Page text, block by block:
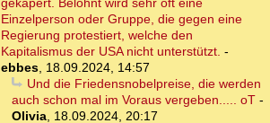
gekapert. Belohnt wird sehr oft eine
Einzelperson oder Gruppe, die gegen eine
Regierung protestiert, welche den
Kapitalismus der USA nicht unterstützt. -
ebbes, 18.09.2024, 14:57
Und die Friedensnobelpreise, die werden
auch schon mal im Voraus vergeben..... oT -
Olivia, 18.09.2024, 20:17